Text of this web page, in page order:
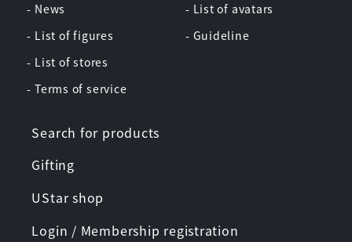
- News
- List of figures
- List of stores
- Terms of service
- List of avatars
- Guideline
Search for products
Gifting
UStar shop
Login / Membership registration